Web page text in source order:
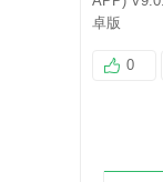
0